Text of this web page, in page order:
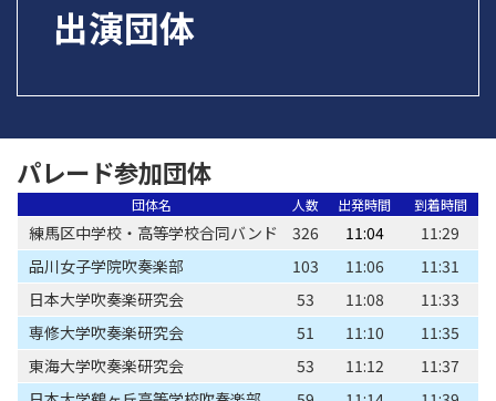
出演団体
パレード参加団体
団体名 人数 出発時間 到着時間
練馬区中学校・高等学校合同バンド 326 11:04
11:29
品川女子学院吹奏楽部
103 11:06
11:31
日本大学吹奏楽研究会
53 11:08
11:33
専修大学吹奏楽研究会
51 11:10
11:35
東海大学吹奏楽研究会
53 11:12
11:37